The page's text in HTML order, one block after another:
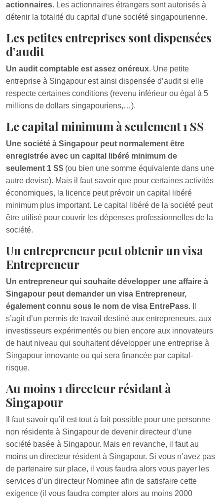
actionnaires. Les actionnaires étrangers sont autorisés à
détenir la totalité du capital d’une société singapourienne.
Les petites entreprises sont dispensées
d’audit
Un audit comptable est assez onéreux. Une petite
entreprise à Singapour est ainsi dispensée d’audit si elle
respecte certaines conditions (revenu inférieur ou égal à 5
millions de dollars singapouriens,…).
Le capital minimum à seulement 1 S$
Une société à Singapour peut normalement être
enregistrée avec un capital libéré minimum de
seulement 1 S$ (ou bien une somme équivalente dans une
autre devise). Mais il faut savoir que pour certaines activités
économiques, la licence peut prévoir un capital libéré
minimum plus important. Le capital libéré de la société peut
être utilisé pour couvrir les dépenses professionnelles de la
société.
Un entrepreneur peut obtenir un visa
Entrepreneur
Un entrepreneur qui souhaite développer une affaire à
Singapour peut demander un visa Entrepreneur,
également connu sous le nom de visa EntrePass. Il
s’agit d’un permis de travail destiné aux entrepreneurs, aux
investisseurs expérimentés ou bien encore aux innovateurs
de haut niveau qui souhaitent développer une entreprise à
Singapour innovante ou qui sera financée par capital-
risque.
Au moins 1 directeur résidant à
Singapour
Il faut savoir qu’il est tout à fait possible pour une personne
non résidente à Singapour de devenir directeur d’une
société basée à Singapour. Mais en revanche, il faut au
moins un directeur résident à Singapour. Si vous n’avez pas
de partenaire sur place, il vous faudra alors vous payer les
services d’un directeur Nominee afin de satisfaire cette
exigence (il vous faudra compter alors au moins 2000